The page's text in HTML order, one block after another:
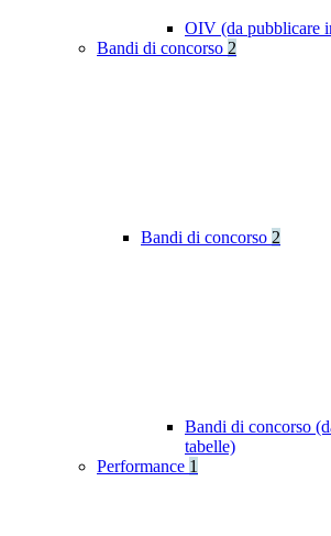
OIV (da pubblicare
Bandi di concorso 2
Bandi di concorso 2
Bandi di concorso
tabelle)
Performance 1